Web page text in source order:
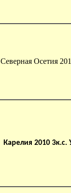
Северная Осетия
Карелия 2010 3к.с.